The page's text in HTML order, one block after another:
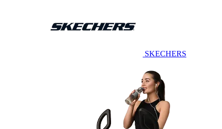
SKECHERS